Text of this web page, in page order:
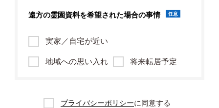
遠方の霊園資料を希望された場合の事情 任意
実家／自宅が近い
地域への思い入れ 将来転居予定
プライバシーポリシーに同意する